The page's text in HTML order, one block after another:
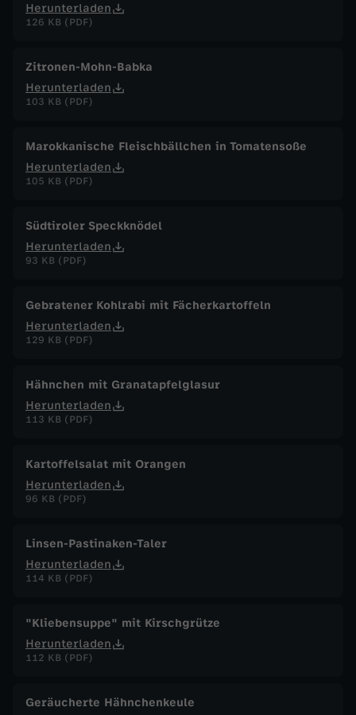
Herunterladen
126 KB (PDF)
Zitronen-Mohn-Babka
Herunterladen
103 KB (PDF)
Marokkanische Fleischbällchen in Tomatensoße
Herunterladen
105 KB (PDF)
Südtiroler Speckknödel
Herunterladen
93 KB (PDF)
Gebratener Kohlrabi mit Fächerkartoffeln
Herunterladen
129 KB (PDF)
Hähnchen mit Granatapfelglasur
Herunterladen
113 KB (PDF)
Kartoffelsalat mit Orangen
Herunterladen
96 KB (PDF)
Linsen-Pastinaken-Taler
Herunterladen
114 KB (PDF)
"Kliebensuppe" mit Kirschgrütze
Herunterladen
112 KB (PDF)
Geräucherte Hähnchenkeule